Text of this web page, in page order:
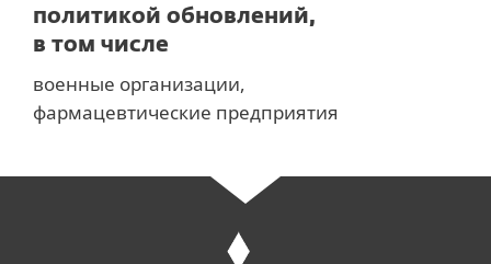
политикой обновлений,
в том числе
военные организации,
фармацевтические предприятия